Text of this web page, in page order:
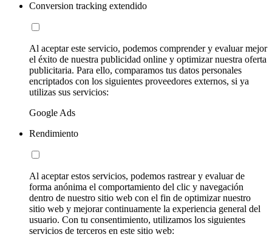
Conversion tracking extendido
Al aceptar este servicio, podemos comprender y evaluar mejor
el éxito de nuestra publicidad online y optimizar nuestra oferta
publicitaria. Para ello, comparamos tus datos personales
encriptados con los siguientes proveedores externos, si ya
utilizas sus servicios:
Google Ads
Rendimiento
Al aceptar estos servicios, podemos rastrear y evaluar de
forma anónima el comportamiento del clic y navegación
dentro de nuestro sitio web con el fin de optimizar nuestro
sitio web y mejorar continuamente la experiencia general del
usuario. Con tu consentimiento, utilizamos los siguientes
servicios de terceros en este sitio web: